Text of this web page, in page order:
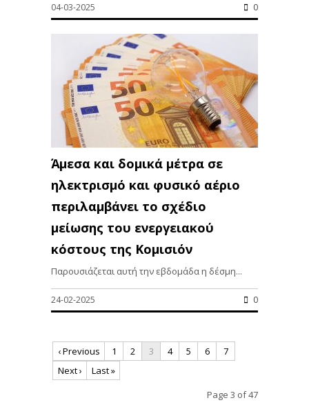
04-03-2025 0
Άμεσα και δομικά μέτρα σε
ηλεκτρισμό και φυσικό αέριο
περιλαμβάνει το σχέδιο
μείωσης του ενεργειακού
κόστους της Κομισιόν
Παρουσιάζεται αυτή την εβδομάδα η δέσμη...
24-02-2025 0
‹ Previous 1 2 3 4 5 6
7
Next ›
Last »
Page 3 of 47